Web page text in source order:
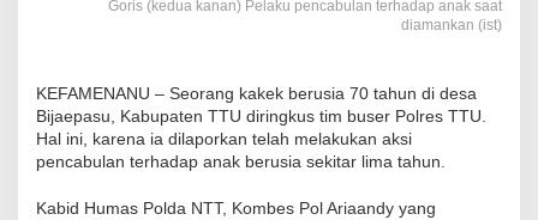
Goris (kedua kanan) Pelaku pencabulan terhadap anak saat
diamankan (ist)
KEFAMENANU – Seorang kakek berusia 70 tahun di desa
Bijaepasu, Kabupaten TTU diringkus tim buser Polres TTU.
Hal ini, karena ia dilaporkan telah melakukan aksi
pencabulan terhadap anak berusia sekitar lima tahun.
Kabid Humas Polda NTT, Kombes Pol Ariaandy yang